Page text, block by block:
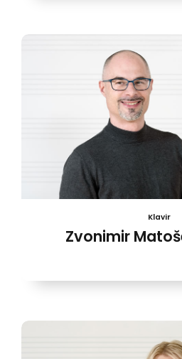
Klavir
Zvonimir